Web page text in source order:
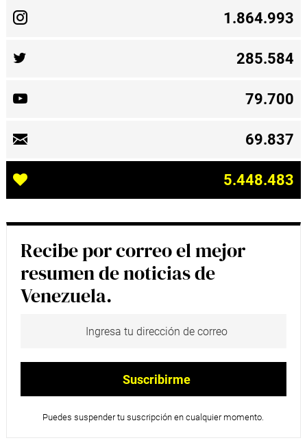
1.864.993
285.584
79.700
69.837
5.448.483
Recibe por correo el mejor
resumen de noticias de
Venezuela.
Puedes suspender tu suscripción en cualquier momento.